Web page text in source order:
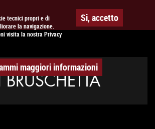
tecnici propri e di
la navigazione.
visita la nostra Privacy
Si, accetto
maggiori informazioni
AL CINEMA